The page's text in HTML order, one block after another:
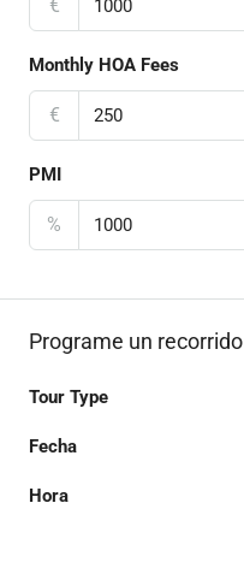
€
Monthly HOA Fees
€
PMI
%
Programe un recorrido
Tour Type
Fecha
Hora